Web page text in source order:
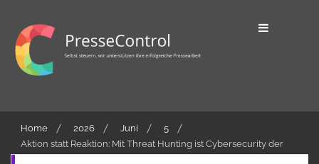
content
PresseControl
erfolgreiche Pressearbeit
Home 2026 Juni
5
Aktion statt Reaktion: Mit Threat Hunting ist Cybersecurity der